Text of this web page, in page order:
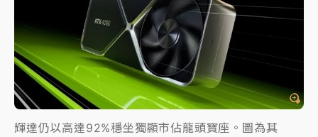
輝達仍以高達92%穩坐獨顯市佔龍頭寶座。圖為其